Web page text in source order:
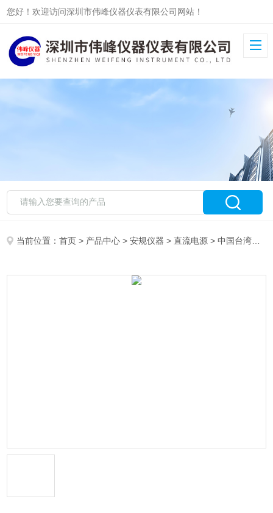
您好！欢迎访问深圳市伟峰仪器仪表有限公司网站！
当前位置：首页 > 产品中心 >安规仪器 >直流电源 > 中国台湾固纬GWinstek PSM-3004直流电源